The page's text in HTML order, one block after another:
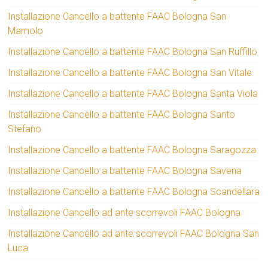
Installazione Cancello a battente FAAC Bologna San
Mamolo
Installazione Cancello a battente FAAC Bologna San Ruffillo
Installazione Cancello a battente FAAC Bologna San Vitale
Installazione Cancello a battente FAAC Bologna Santa Viola
Installazione Cancello a battente FAAC Bologna Santo
Stefano
Installazione Cancello a battente FAAC Bologna Saragozza
Installazione Cancello a battente FAAC Bologna Savena
Installazione Cancello a battente FAAC Bologna Scandellara
Installazione Cancello ad ante scorrevoli FAAC Bologna
Installazione Cancello ad ante scorrevoli FAAC Bologna San
Luca